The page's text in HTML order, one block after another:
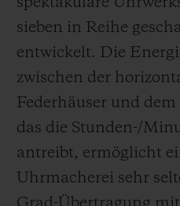
sieben in Reihe
entwickelt. Die
zwischen der
Federhäuser und
das die Stunden-/
antreibt, ermöglicht
Uhrmacherei sehr